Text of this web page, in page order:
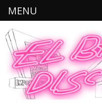
MENU